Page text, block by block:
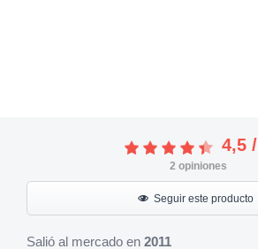
4,5/
2 opiniones
Seguir este producto
Salió al mercado en 2011